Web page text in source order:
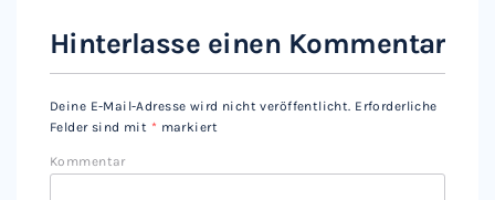
Hinterlasse einen Kommentar
Deine E-Mail-Adresse wird nicht veröffentlicht. Erforderliche
Felder sind mit * markiert
Kommentar